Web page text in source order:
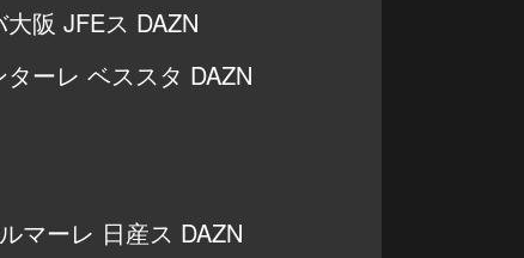
阪 JFEス DAZN
ーレ ベススタ DAZN
マーレ 日産ス DAZN